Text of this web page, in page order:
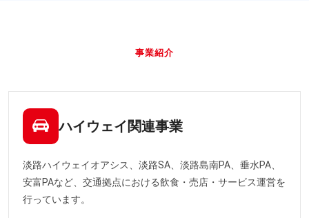
事業紹介
ハイウェイ関連事業
淡路ハイウェイオアシス、淡路SA、淡路島南PA、垂水PA、
安富PAなど、交通拠点における飲食・売店・サービス運営を
行っています。